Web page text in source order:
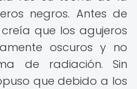
negros. Antes de
creía que los agujeros
oscuros y no
de radiación. Sin
que debido a los